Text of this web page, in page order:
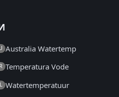
Australia Watertemp
Temperatura Vode
Watertemperatuur